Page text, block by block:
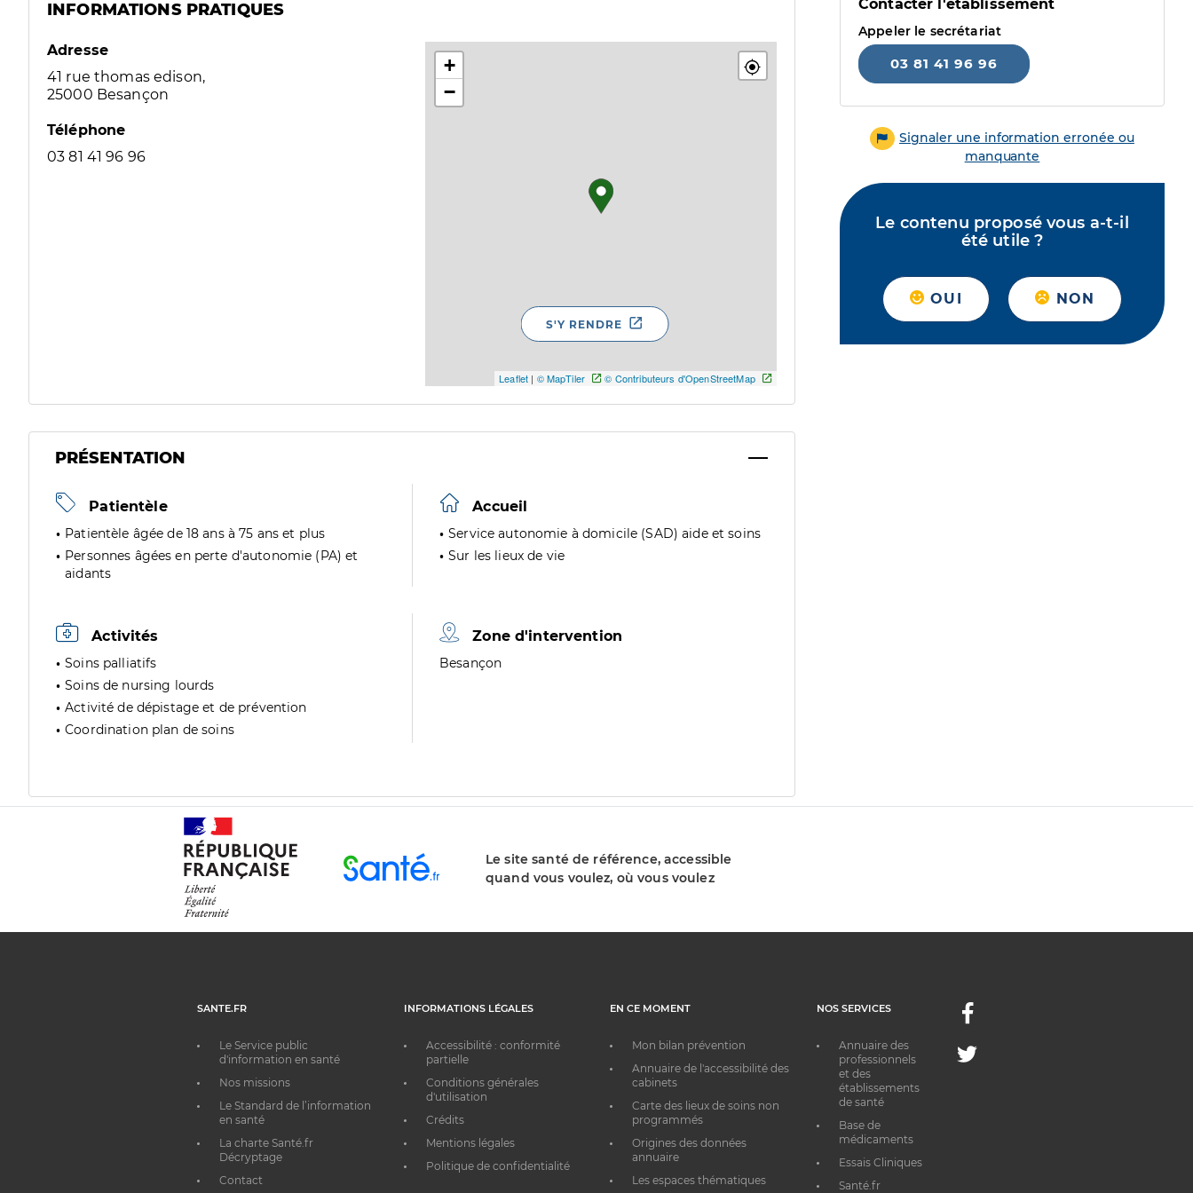
INFORMATIONS PRATIQUES
Adresse
41 rue thomas edison,
25000 Besançon
Téléphone
03 81 41 96 96
+
−
Leaflet | © MapTiler © Contributeurs d'OpenStreetMap
S'Y RENDRE
PRÉSENTATION
Patientèle
Patientèle âgée de 18 ans à 75 ans et plus
Personnes âgées en perte d'autonomie (PA) et
aidants
Accueil
Service autonomie à domicile (SAD) aide et soins
Sur les lieux de vie
Activités
Soins palliatifs
Soins de nursing lourds
Activité de dépistage et de prévention
Coordination plan de soins
Zone d'intervention
Zone
Besançon
Contacter l'établissement
Appeler le secrétariat
03 81 41 96 96
Signaler une information erronée ou
manquante
Le contenu proposé vous a-t-il
été utile ?
OUI NON
Le site santé de référence, accessible
quand vous voulez, où vous voulez
SANTE.FR
Le Service public
d'information en santé
Nos missions
Le Standard de l’information
en santé
La charte Santé.fr
Décryptage
Contact
INFORMATIONS LÉGALES
Accessibilité : conformité
partielle
Conditions générales
d'utilisation
Crédits
Mentions légales
Politique de confidentialité
EN CE MOMENT
Mon bilan prévention
Annuaire de l'accessibilité des
cabinets
Carte des lieux de soins non
programmés
Origines des données
annuaire
Les espaces thématiques
NOS SERVICES
Annuaire des
professionnels
et des
établissements
de santé
Base de
médicaments
Essais Cliniques
Santé.fr
Facebook
Twitter